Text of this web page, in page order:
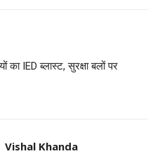
का IED ब्लास्ट, सुरक्षा बलों पर
Vishal Khanda